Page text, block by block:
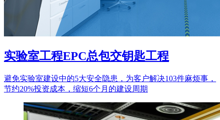
实验室工程EPC总包交钥匙工程
避免实验室建设中的5大安全隐患，为客户解决103件麻烦事，
节约20%投资成本，缩短6个月的建设周期